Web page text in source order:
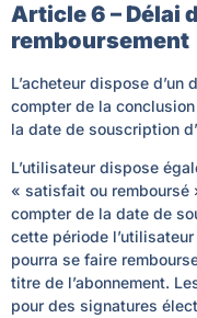
Article 6 – Délai
remboursement
L’acheteur dispose
compter de la
la date de souscription
L’utilisateur dispose
« satisfait ou remboursé
compter de la date de
cette période
pourra se faire
titre de l’abonnement.
pour des signatures